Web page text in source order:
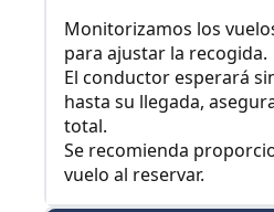
Monitorizamos los
para ajustar la recogida.
El conductor esperará
hasta su llegada,
total.
Se recomienda
vuelo al reservar.